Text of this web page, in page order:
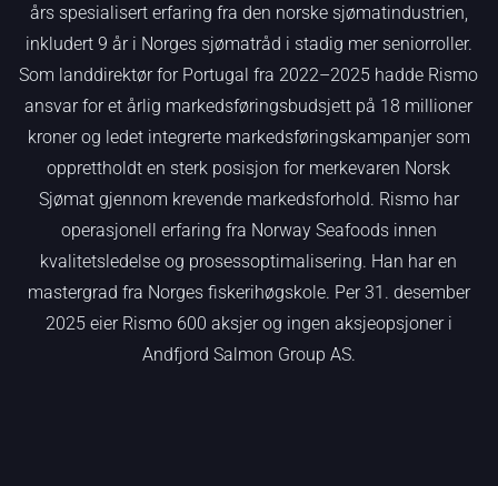
års spesialisert erfaring fra den norske sjømatindustrien,
inkludert 9 år i Norges sjømatråd i stadig mer seniorroller.
Som landdirektør for Portugal fra 2022–2025 hadde Rismo
ansvar for et årlig markedsføringsbudsjett på 18 millioner
kroner og ledet integrerte markedsføringskampanjer som
opprettholdt en sterk posisjon for merkevaren Norsk
Sjømat gjennom krevende markedsforhold. Rismo har
operasjonell erfaring fra Norway Seafoods innen
kvalitetsledelse og prosessoptimalisering. Han har en
mastergrad fra Norges fiskerihøgskole. Per 31. desember
2025 eier Rismo 600 aksjer og ingen aksjeopsjoner i
Andfjord Salmon Group AS.